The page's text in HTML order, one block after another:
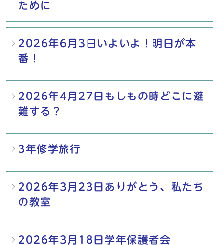
ために
2026年6月3日いよいよ！明日が本
番！
2026年4月27日もしもの時どこに避
難する？
3年修学旅行
2026年3月23日ありがとう、私たち
の教室
2026年3月18日学年保護者会